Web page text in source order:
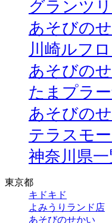
グランツ
あそびの
川崎ルフ
あそびの
たまプラ
あそびの
テラスモ
神奈川県
東京都
キドキド
よみうりランド店
あそびのせかい